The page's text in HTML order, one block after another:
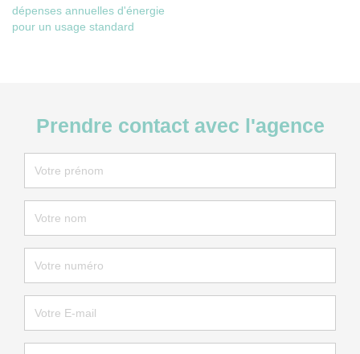
dépenses annuelles d'énergie
pour un usage standard
Prendre contact avec l'agence